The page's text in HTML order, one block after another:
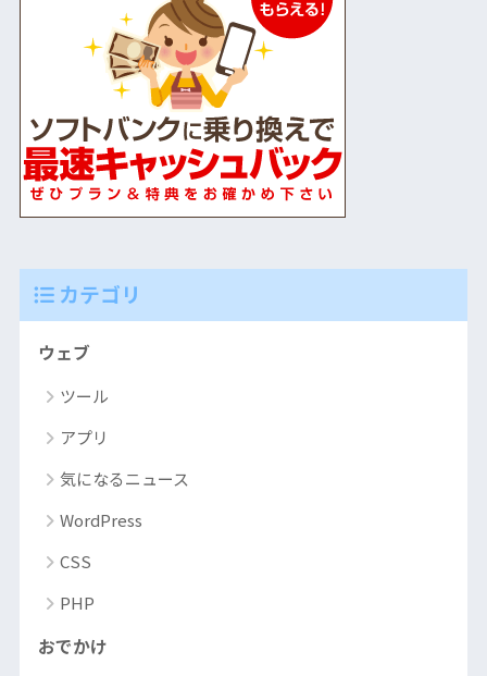
カテゴリ
ウェブ
ツール
アプリ
気になるニュース
WordPress
CSS
PHP
おでかけ